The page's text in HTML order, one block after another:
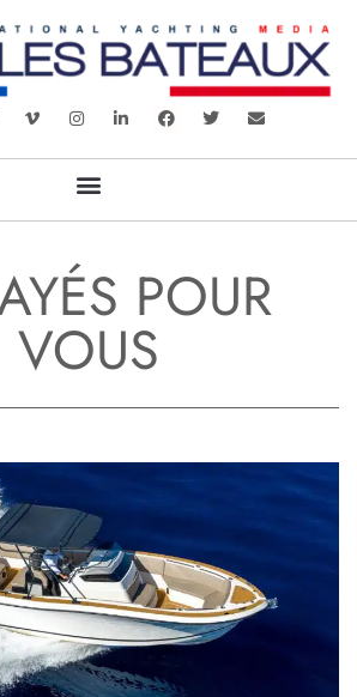
POUR
VOUS